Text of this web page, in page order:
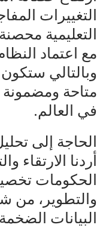
التغييرات
التعليمية
مع اعتماد
وبالتالي
متاحة
في العالم.
الحاجة إلى
أردنا الارتقاء
الحكومات
والتطوير، من